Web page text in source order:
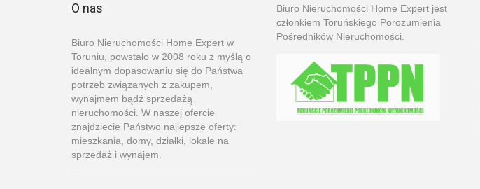
O nas
Biuro Nieruchomości Home Expert w
Toruniu, powstało w 2008 roku z myślą o
idealnym dopasowaniu się do Państwa
potrzeb związanych z zakupem,
wynajmem bądź sprzedażą
nieruchomości. W naszej ofercie
znajdziecie Państwo najlepsze oferty:
mieszkania, domy, działki, lokale na
sprzedaż i wynajem.
Biuro Nieruchomości Home Expert jest
członkiem Toruńskiego Porozumienia
Pośredników Nieruchomości.